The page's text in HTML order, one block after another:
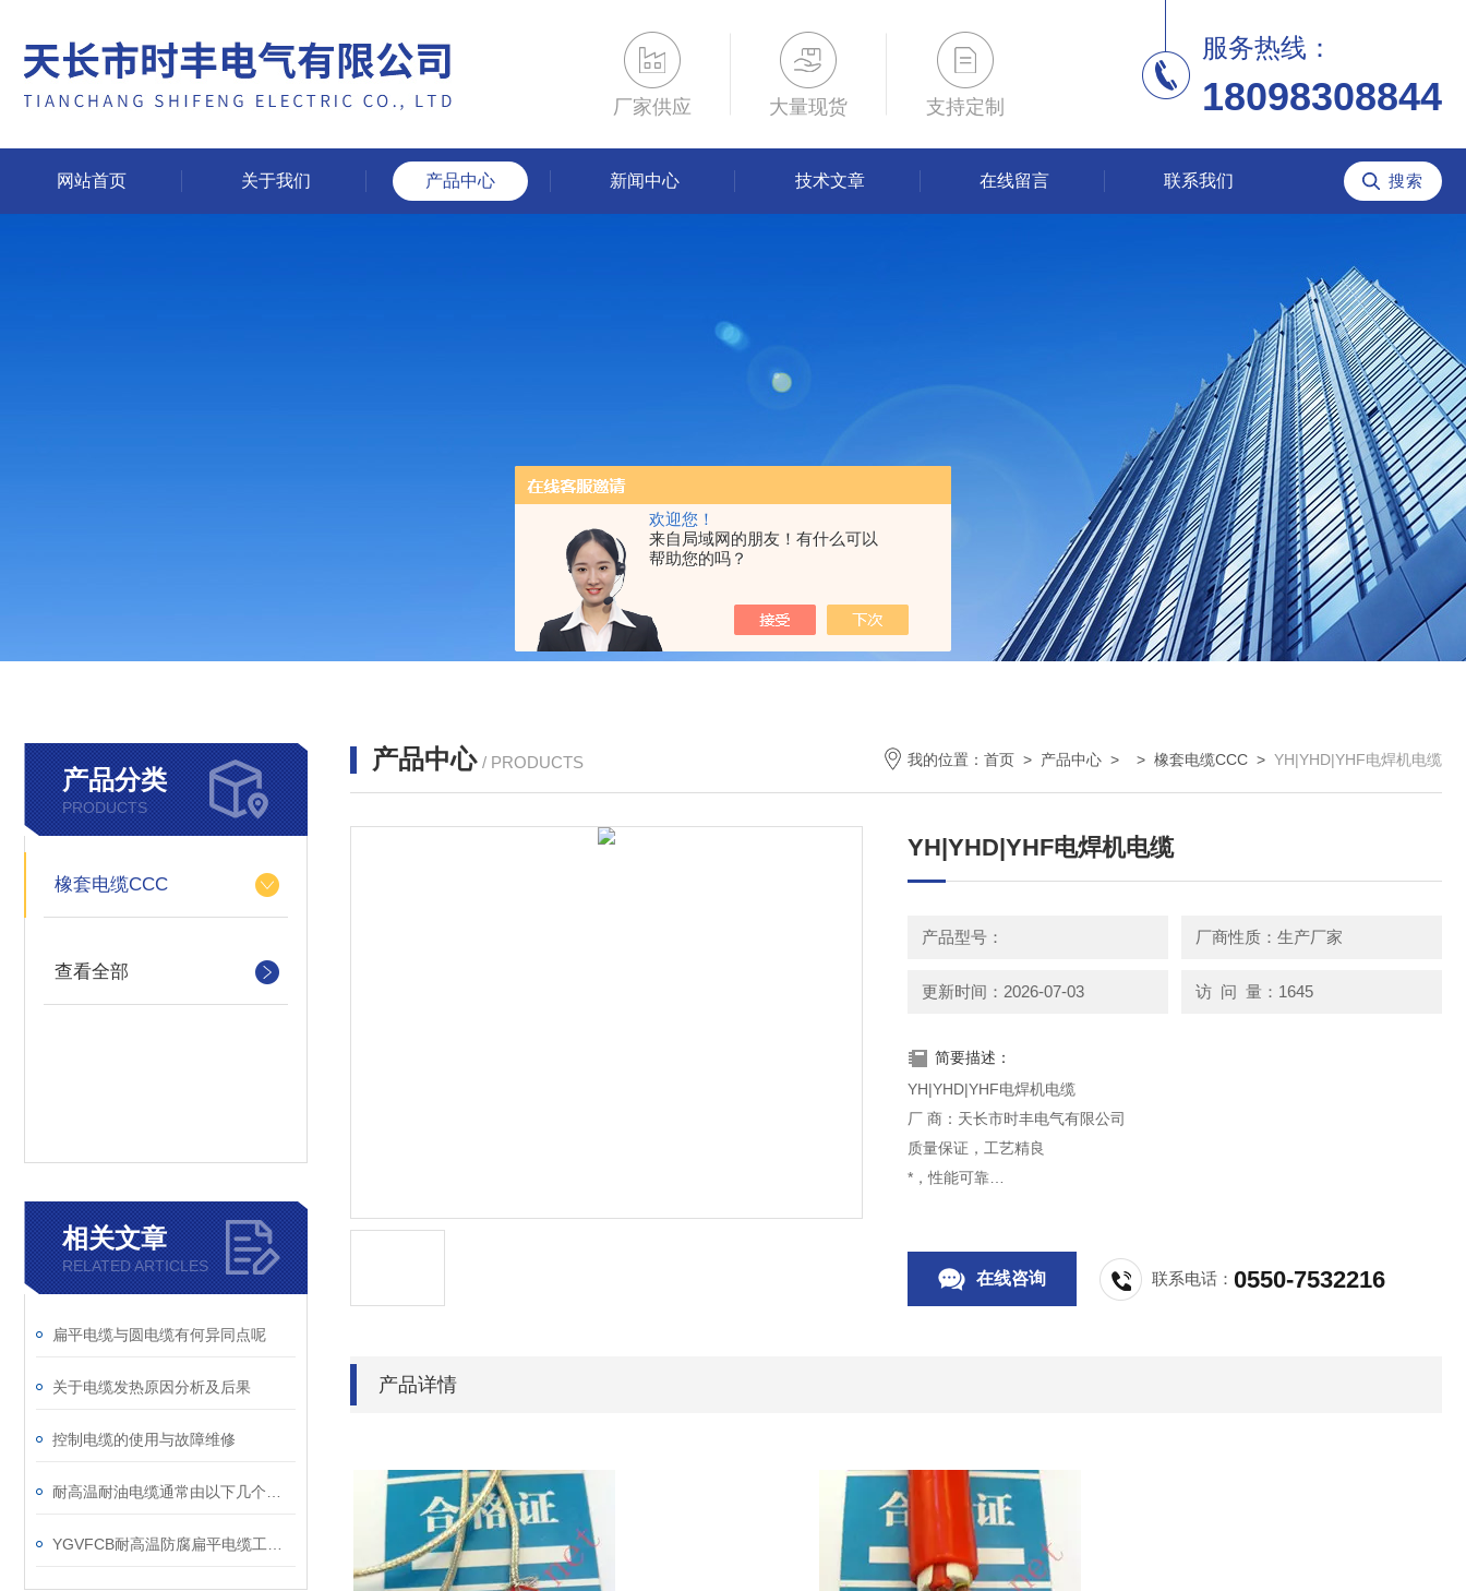
欢迎您！
来自局域网的朋友！有什么可以
帮助您的吗？
厂家供应 大量现货 支持定制
服务热线：
18098308844
网站首页 关于我们 产品中心 新闻中心 技术文章 在线留言 联系我们
产品分类
PRODUCTS
橡套电缆CCC
查看全部
相关文章
RELATED ARTICLES
扁平电缆与圆电缆有何异同点呢
关于电缆发热原因分析及后果
控制电缆的使用与故障维修
产品中心 / PRODUCTS 我的位置： 首页 > 产品中心 > > 橡套电缆CCC > YH|YHD|YHF电焊机电缆
YH|YHD|YHF电焊机电缆
产品型号： 厂商性质：生产厂家
更新时间：2026-07-03 访 问 量：1645
简要描述：
YH|YHD|YHF电焊机电缆
厂 商：天长市时丰电气有限公司
质量保证，工艺精良
*，性能可靠
网 站：
在线咨询 联系电话：0550-7532216
产品详情